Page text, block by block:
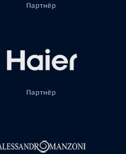
Партнёр
Партнёр